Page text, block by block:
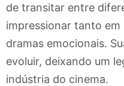
de transitar entre
impressionar tanto em
dramas emocionais.
evoluir, deixando um
indústria do cinema.